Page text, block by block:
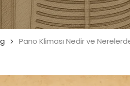
Pano Kliması Nedir ve Nerelerde